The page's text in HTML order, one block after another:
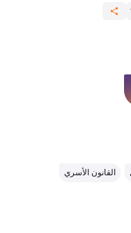
القانون الأسري